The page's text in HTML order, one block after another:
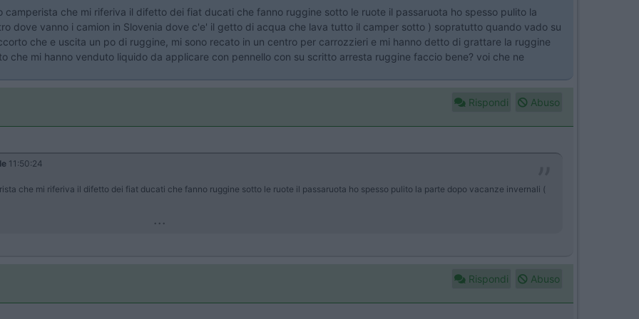
che mi riferiva il difetto dei fiat ducati che fanno ruggine sotto le ruote il passaruota ho spesso pulito la
dove vanno i camion in Slovenia dove c'e' il getto di acqua che lava tutto il camper sotto ) sopratutto quando vado su
che e uscita un po di ruggine, mi sono recato in un centro per carrozzieri e mi hanno detto di grattare la ruggine
che mi hanno venduto liquido da applicare con pennello con su scritto arresta ruggine faccio bene? voi che ne
Rispondi Abuso
11:50:24
che mi riferiva il difetto dei fiat ducati che fanno ruggine sotto le ruote il passaruota ho spesso pulito la parte dopo vacanze invernali (
...
Rispondi Abuso